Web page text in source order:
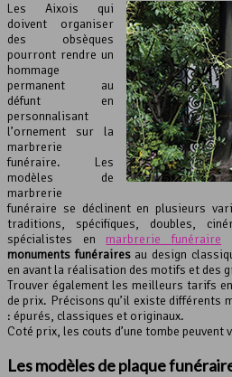
Les Aixois qui
doivent organiser
des obsèques
pourront rendre un
hommage
permanent au
défunt en
personnalisant
l’ornement sur la
marbrerie
funéraire. Les
modèles de
marbrerie
funéraire se déclinent en plusieurs
traditions, spécifiques, doubles,
spécialistes en marbrerie funéraire
monuments funérairesau design
en avant la réalisation des motifs et des
Trouver également les meilleurs tarifs
de prix. Précisons qu’il existe différents
: épurés, classiques et originaux.
Coté prix, les couts d’une tombe peuvent
Les modèles de plaque